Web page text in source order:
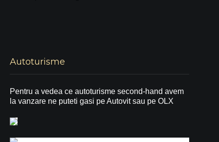
Autoturisme
Pentru a vedea ce autoturisme second-hand avem
la vanzare ne puteti gasi pe Autovit sau pe OLX